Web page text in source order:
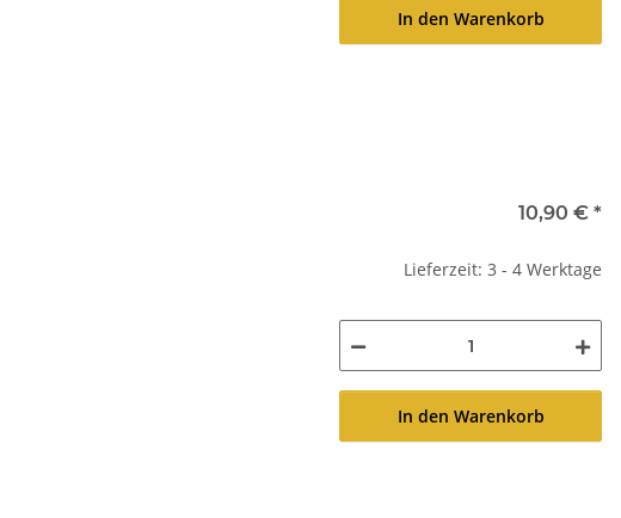
In den Warenkorb
10,90 € *
Lieferzeit: 3 - 4 Werktage
In den Warenkorb